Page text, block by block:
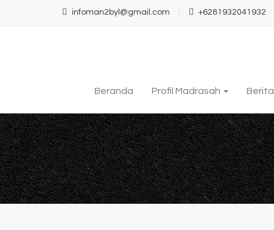
infoman2byl@gmail.com +6281932041932
Beranda Profil Madrasah Berita